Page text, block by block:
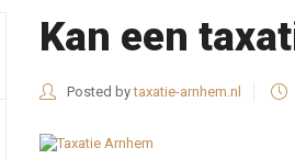
Kan een
Posted bytaxatie-arnhem.nl